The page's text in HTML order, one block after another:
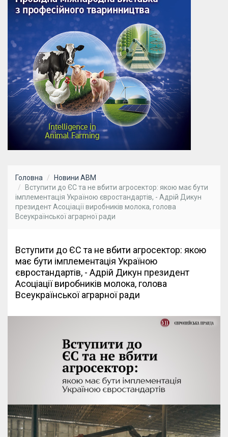
Головна
Новини АВМ
Вступити до ЄС та не вбити агросектор: якою має бути
імплементація Україною євростандартів, - Адрій Дикун
президент Асоціації виробників молока, голова
Всеукраїнської аграрної ради
Вступити до ЄС та не вбити агросектор: якою
має бути імплементація Україною
євростандартів, - Адрій Дикун президент
Асоціації виробників молока, голова
Всеукраїнської аграрної ради